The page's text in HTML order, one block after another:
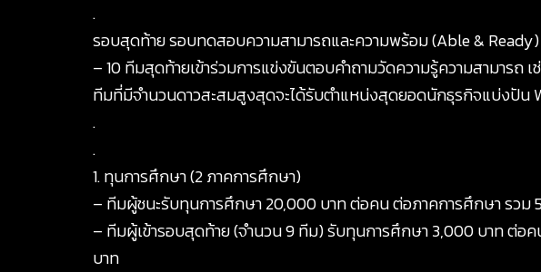
.
รอบสุดท้าย รอบทดสอบความสามารถและความพร้อม (Able & Ready)
– 10 ทีมสุดท้ายเข้าร่วมการแข่งขันตอบคำถามวัดความรู้ความสามารถ
ทีมที่มีจำนวนดาวสะสมสูงสุดจะได้รับตำแหน่งสุดยอดนักธุรกิจแบ่งปัน
.
.
1. ทุนการศึกษา (2 ภาคการศึกษา)
– ทีมผู้ชนะรับทุนการศึกษา 20,000 บาท ต่อคน ต่อภาคการศึกษา รวม
– ทีมผู้เข้ารอบสุดท้าย (จำนวน 9 ทีม) รับทุนการศึกษา 3,000 บาท ต่อ
บาท